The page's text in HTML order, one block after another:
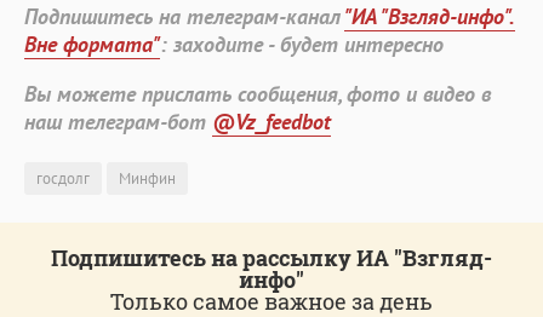
Подпишитесь на телеграм-канал"ИА "Взгляд-инфо".
Вне формата": заходите - будет интересно
Вы можете прислать сообщения, фото и видео в
наш телеграм-бот @Vz_feedbot
госдолг Минфин
Подпишитесь на рассылку ИА "Взгляд-
инфо"
Только самое важное за день